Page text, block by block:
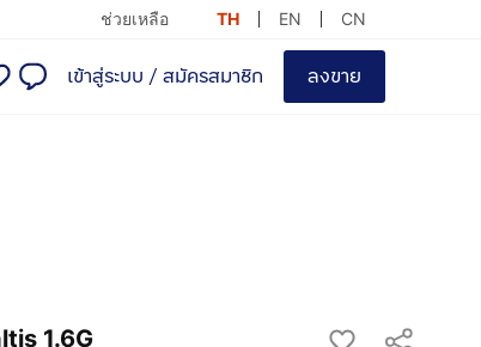
ช่วยเหลือ TH EN CN
เข้าสู่ระบบ / สมัครสมาชิก ลงขาย
1.6G